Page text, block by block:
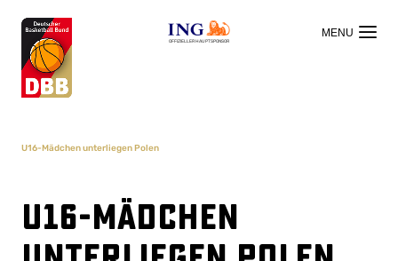
OFFIZIELLER HAUPTSPONSOR
U16-Mädchen unterliegen Polen
U16-Mädchen